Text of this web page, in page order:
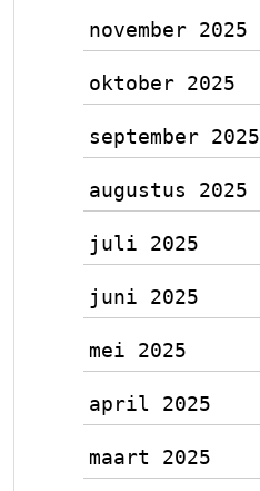
november 2025
oktober 2025
september 2025
augustus 2025
juli 2025
juni 2025
mei 2025
april 2025
maart 2025